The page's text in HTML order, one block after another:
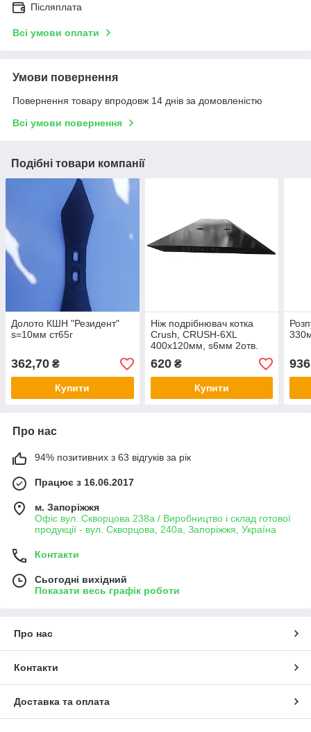
Післяплата
Всі умови оплати
Умови повернення
Повернення товару впродовж 14 днів за домовленістю
Всі умови повернення
Подібні товари компанії
Долото КШН "Резидент"
s=10мм ст65г
362,70 ₴
Купити
Ніж подрібнювач котка
Crush, CRUSH-6XL
400х120мм, ѕ6мм 2отв.
12мм ст65г, техніка
Агромаш Калина
620₴
Купити
936
Про нас
94% позитивних з 63 відгуків за рік
Працює з 16.06.2017
м. Запоріжжя
Офіс вул. Скворцова 238а / Виробництво і склад готової
продукції - вул. Скворцова, 240а, Запоріжжя, Україна
Контакти
Сьогодні вихідний
Показати весь графік роботи
Про нас
Контакти
Доставка та оплата